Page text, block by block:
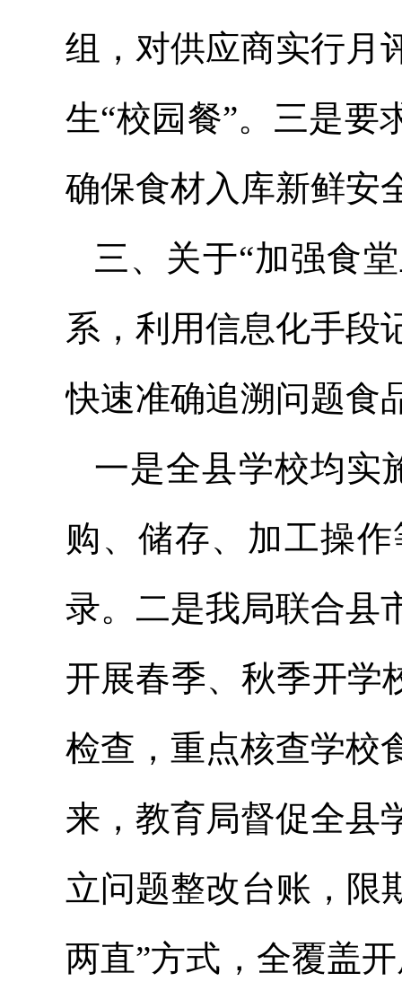
组，对供应商实行月
生“校园餐”。三是要
确保食材入库新鲜安
三、关于“加强食
系，利用信息化手段
快速准确追溯问题食
一是全县学校均实
购、储存、加工操
录。二是我局联合县
开展春季、秋季开学
检查，重点核查学校
来，教育局督促全县
立问题整改台账，限
两直”方式，全覆盖